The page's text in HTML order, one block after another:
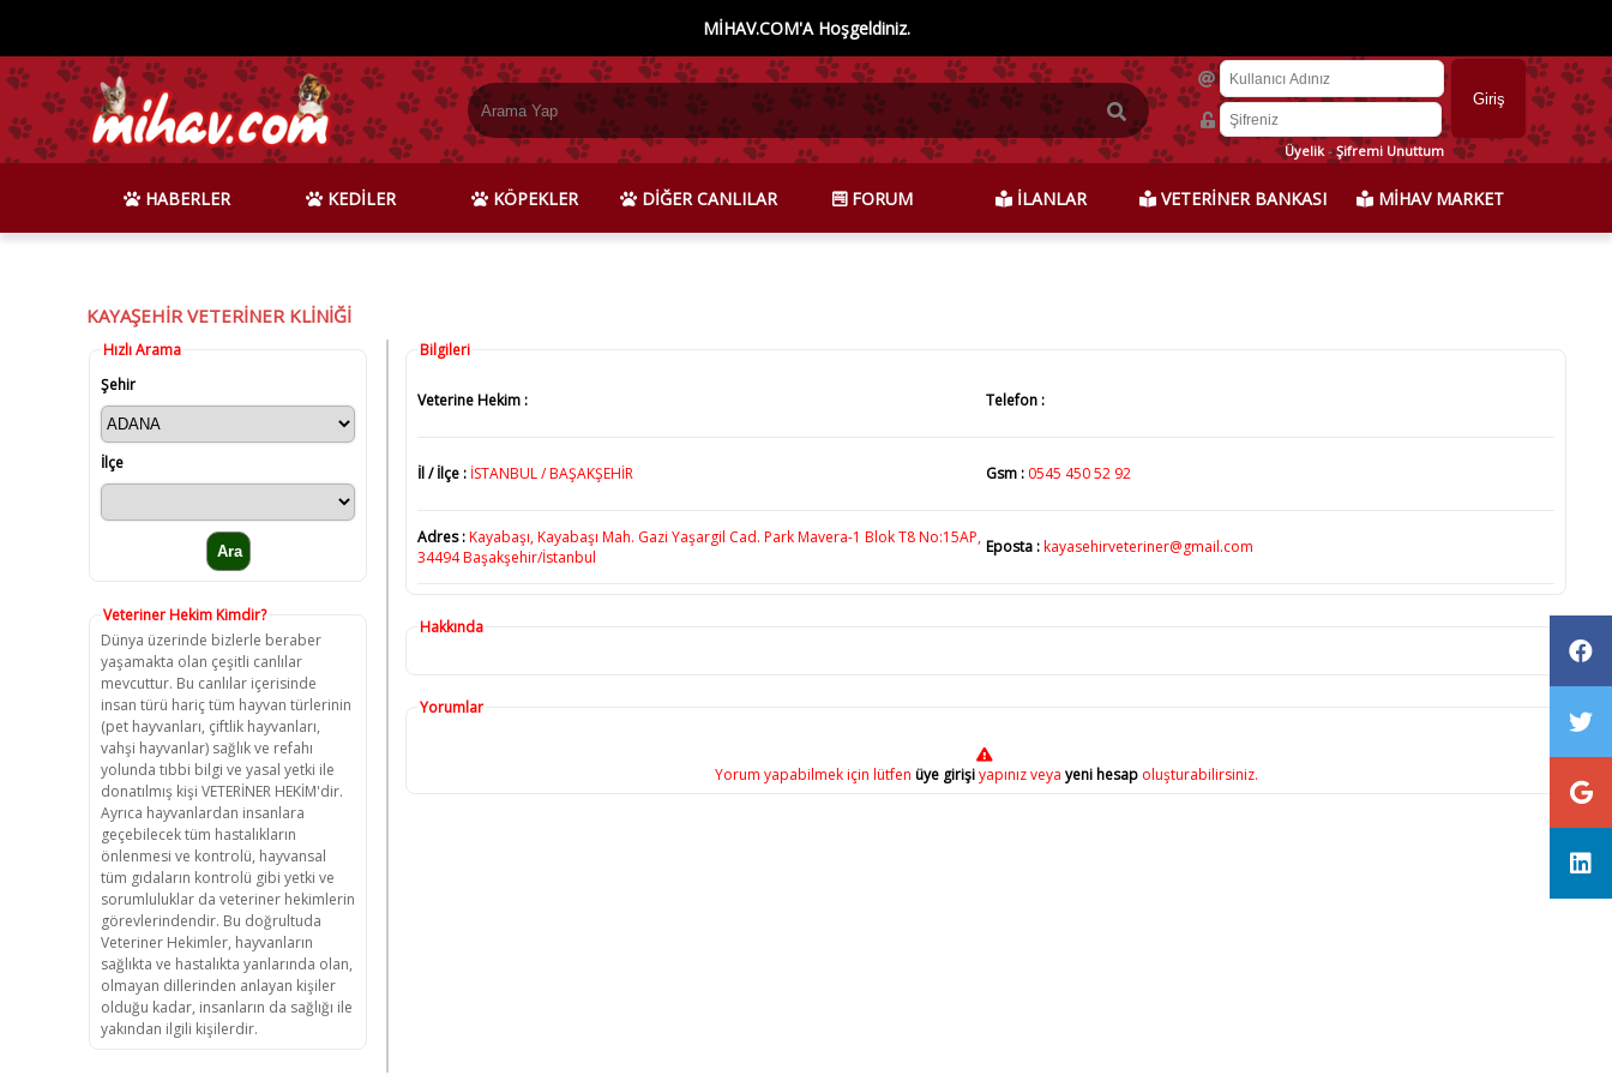
MİHAV.COM'A Hoşgeldiniz.
Üyelik-Şifremi Unuttum
HABERLER KEDİLER KÖPEKLER DİĞER CANLILAR FORUM İLANLAR VETERİNER BANKASI MİHAV MARKET
KAYAŞEHİR VETERİNER KLİNİĞİ
Hızlı Arama
Şehir
İlçe
Veteriner Hekim Kimdir?
Dünya üzerinde bizlerle beraber
yaşamakta olan çeşitli canlılar
mevcuttur. Bu canlılar içerisinde
insan türü hariç tüm hayvan türlerinin
(pet hayvanları, çiftlik hayvanları,
vahşi hayvanlar) sağlık ve refahı
yolunda tıbbi bilgi ve yasal yetki ile
donatılmış kişi VETERİNER HEKİM'dir.
Ayrıca hayvanlardan insanlara
geçebilecek tüm hastalıkların
önlenmesi ve kontrolü, hayvansal
tüm gıdaların kontrolü gibi yetki ve
sorumluluklar da veteriner hekimlerin
görevlerindendir. Bu doğrultuda
Veteriner Hekimler, hayvanların
sağlıkta ve hastalıkta yanlarında olan,
olmayan dillerinden anlayan kişiler
olduğu kadar, insanların da sağlığı ile
yakından ilgili kişilerdir.
Bilgileri
Veterine Hekim : Telefon :
İl / İlçe : İSTANBUL / BAŞAKŞEHİR Gsm : 0545 450 52 92
Adres :Kayabaşı, Kayabaşı Mah. Gazi Yaşargil Cad. Park Mavera-1 Blok T8 No:15AP,
34494 Başakşehir/İstanbul
Eposta :kayasehirveteriner@gmail.com
Hakkında
Yorumlar
Yorum yapabilmek için lütfen üye girişiyapınız veya yeni hesapoluşturabilirsiniz.